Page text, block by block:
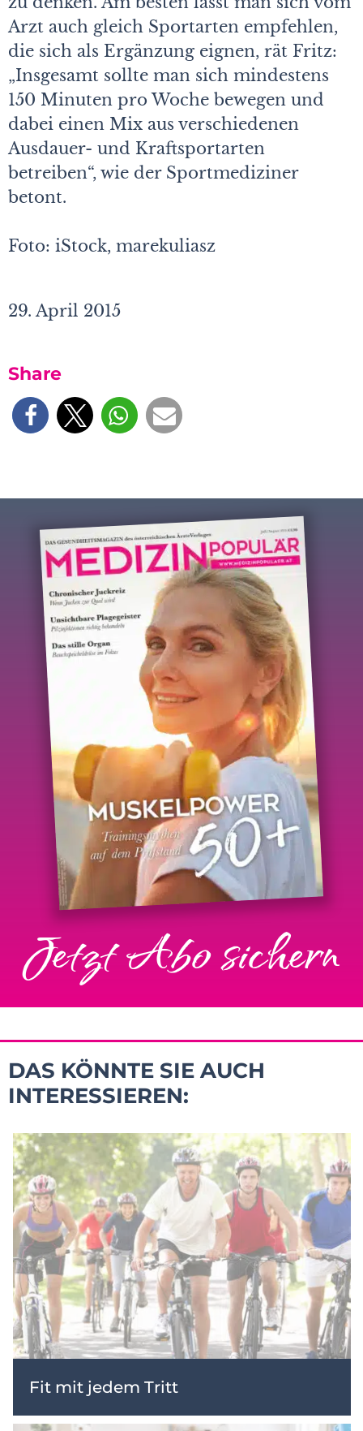
Arzt auch gleich Sportarten empfehlen,
die sich als Ergänzung eignen, rät Fritz:
„Insgesamt sollte man sich mindestens
150 Minuten pro Woche bewegen und
dabei einen Mix aus verschiedenen
Ausdauer- und Kraftsportarten
betreiben“, wie der Sportmediziner
betont.
Foto: iStock, marekuliasz
29. April 2015
Share
Jetzt Abo sichern
DAS KÖNNTE SIE AUCH
INTERESSIEREN:
Fit mit jedem Tritt